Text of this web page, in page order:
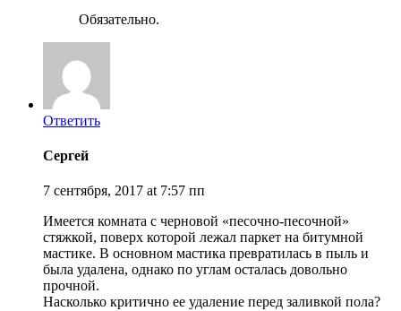
Обязательно.
Ответить
Сергей
7 сентября, 2017 at 7:57 пп
Имеется комната с черновой «песочно-песочной»
стяжкой, поверх которой лежал паркет на битумной
мастике. В основном мастика превратилась в пыль и
была удалена, однако по углам осталась довольно
прочной.
Насколько критично ее удаление перед заливкой пола?